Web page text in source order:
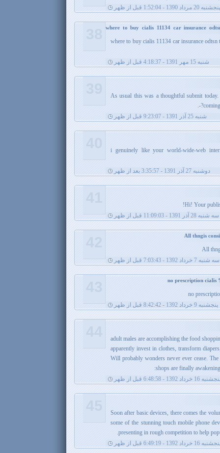
پنجشنبه 20 مرداد 1390 - 1:52:04 قبل از ظهر
where to buy cialis 11134 car insurance
where to buy cialis 11134 car insurance
شنبه 15 مهر 1391 - 4:18:37 قبل از ظهر
*()&As usual this was a thoughtful submit
شنبه 25 آذر 1391 - 9:23:07 قبل از ظهر
*()&i genuinely like your world-wide-web
دوشنبه 27 آذر 1391 - 3:35:57 بعد از ظهر
سه شنبه 28 آذر 1391 - 11:09:03 قبل از ظهر
All
سه شنبه 7 خرداد 1392 - 7:03:43 قبل از ظهر
no
پنجشنبه 9 خرداد 1392 - 8:42:42 قبل از ظهر
adult males are accomplishing the food
apparently invest in clothes, transform
Will probably wonders never ever cease.
shops are finally
16 خرداد 1392 - 6:48:58 قبل از ظهر
Soon after basic devices, there comes the
some of the stunning touch mobile phone
presenting in rough competition to help
16 خرداد 1392 - 6:49:19 قبل از ظهر